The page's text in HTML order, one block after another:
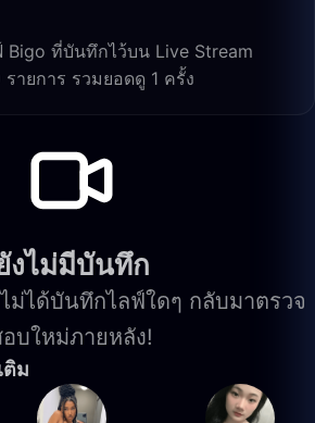
Bigo ที่บันทึกไว้บน Live Stream
ายการ รวมยอดดู 1 ครั้ง
งไม่มีบันทึก
ม่ได้บันทึกไลฟ์ใดๆ กลับมาตรวจ
บใหม่ภายหลัง!
ติม